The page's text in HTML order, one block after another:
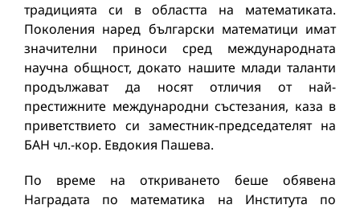
традицията си в областта на математиката.
Поколения наред български математици имат
значителни приноси сред международната
научна общност, докато нашите млади таланти
продължават да носят отличия от най-
престижните международни състезания, каза в
приветствието си заместник-председателят на
БАН чл.-кор. Евдокия Пашева.
По време на откриването беше обявена
Наградата по математика на Института по